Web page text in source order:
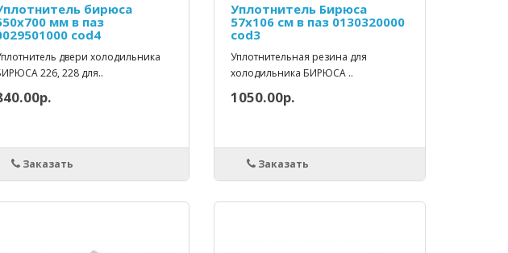
бирюса
мм в паз
cod4
двери холодильника
226, 228 для..
Заказать
Уплотнитель Бирюса
57х106 см в паз 0130320000
cod3
Уплотнительная резина для
холодильника БИРЮСА ..
1050.00р.
Заказать